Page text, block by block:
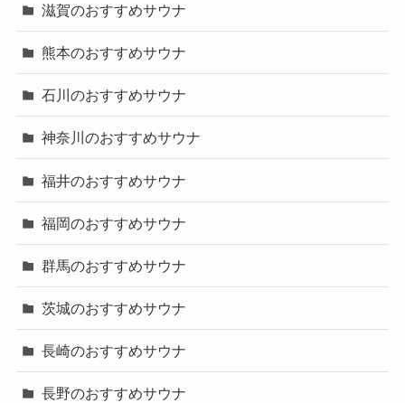
滋賀のおすすめサウナ
熊本のおすすめサウナ
石川のおすすめサウナ
神奈川のおすすめサウナ
福井のおすすめサウナ
福岡のおすすめサウナ
群馬のおすすめサウナ
茨城のおすすめサウナ
長崎のおすすめサウナ
長野のおすすめサウナ